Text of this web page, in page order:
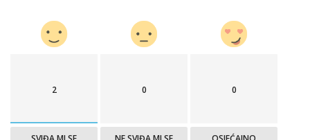
2 0 0